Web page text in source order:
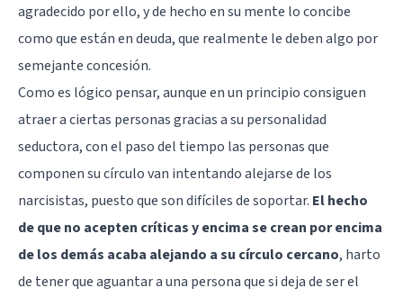
agradecido por ello, y de hecho en su mente lo concibe
como que están en deuda, que realmente le deben algo por
semejante concesión.
Como es lógico pensar, aunque en un principio consiguen
atraer a ciertas personas gracias a su personalidad
seductora, con el paso del tiempo las personas que
componen su círculo van intentando alejarse de los
narcisistas, puesto que son difíciles de soportar. El hecho
de que no acepten críticas y encima se crean por encima
de los demás acaba alejando a su círculo cercano, harto
de tener que aguantar a una persona que si deja de ser el